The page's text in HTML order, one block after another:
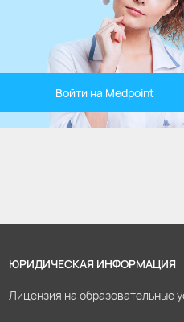
Войти на Medpoint
ЮРИДИЧЕСКАЯ ИНФОРМАЦИЯ
Лицензия на образовательные